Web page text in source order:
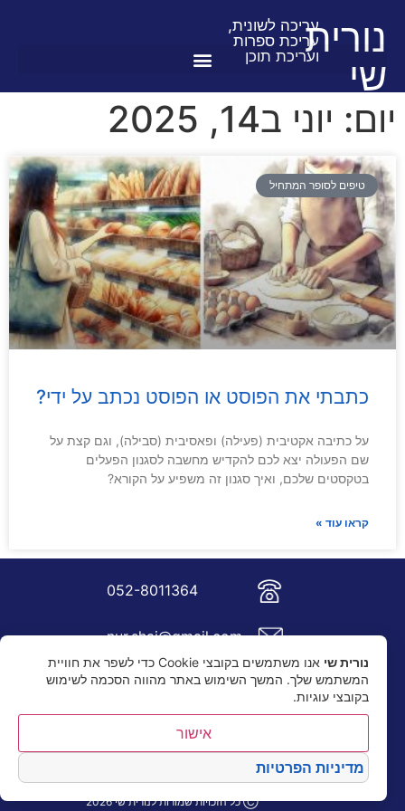
נורית
שי
עריכה לשונית,
עריכת ספרות
ועריכת תוכן
יום: יוני ב14, 2025
טיפים לסופר המתחיל
כתבתי את הפוסט או הפוסט נכתב על ידי?
על כתיבה אקטיבית (פעילה) ופאסיבית (סבילה), וגם קצת על
שם הפעולה יצא לכם להקדיש מחשבה לסגנון הפעלים
בטקסטים שלכם, ואיך סגנון זה משפיע על הקורא?
קראו עוד »
052-8011364
nur.shai@gmail.com
Ⓒ כל הזכויות שמורות לנורית שי 2026
נורית שי
אנו משתמשים בקובצי Cookie כדי לשפר את חוויית
המשתמש שלך. המשך השימוש באתר מהווה הסכמה לשימוש
בקובצי עוגיות.
אישור
מדיניות הפרטיות